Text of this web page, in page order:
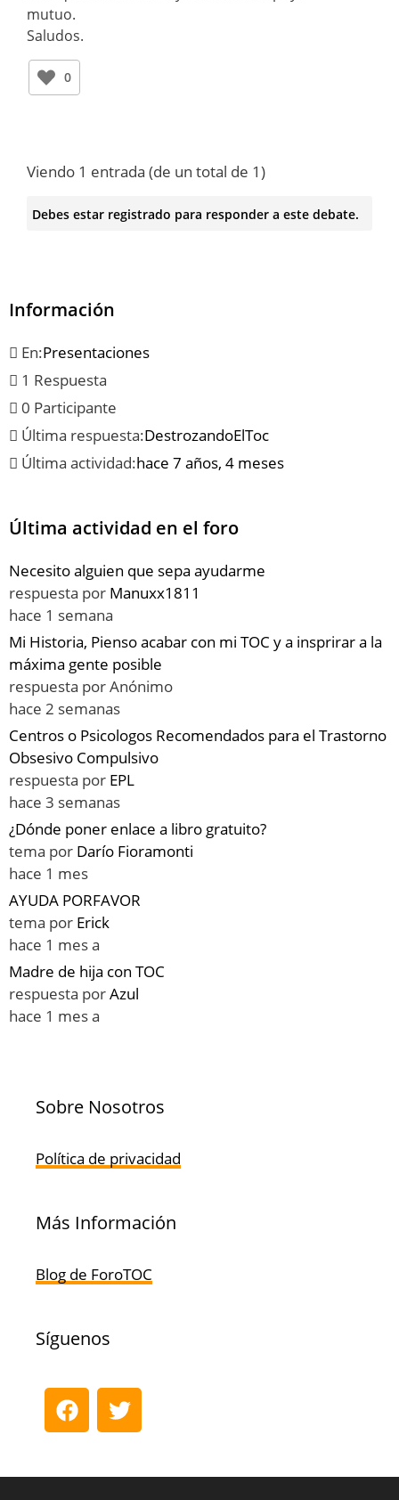
mutuo.
Saludos.
0
Viendo 1 entrada (de un total de 1)
Debes estar registrado para responder a este debate.
Información
En:Presentaciones
1 Respuesta
0 Participante
Última respuesta:DestrozandoElToc
Última actividad:hace 7 años, 4 meses
Última actividad en el foro
Necesito alguien que sepa ayudarme
respuesta por Manuxx1811
hace 1 semana
Mi Historia, Pienso acabar con mi TOC y a insprirar a la
máxima gente posible
respuesta porAnónimo
hace 2 semanas
Centros o Psicologos Recomendados para el Trastorno
Obsesivo Compulsivo
respuesta por EPL
hace 3 semanas
¿Dónde poner enlace a libro gratuito?
tema por Darío Fioramonti
hace 1 mes
AYUDA PORFAVOR
tema por Erick
hace 1 mes a
Madre de hija con TOC
respuesta porAzul
hace 1 mes a
Sobre Nosotros
Política de privacidad
Más Información
Blog de ForoTOC
Síguenos